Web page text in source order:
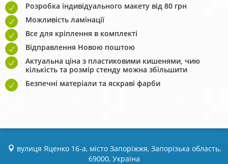
Розробка індивідуального макету від 80 грн
Можливість ламінації
Все для кріплення в комплекті
Відправлення Новою поштою
Актуальна ціна з пластиковими кишенями, чию
кількість та розмір стенду можна збільшити
Безпечні матеріали та яскраві фарби
вулиця Яценко 16-а, місто Запоріжжя, Запорізька область,
69000, Україна